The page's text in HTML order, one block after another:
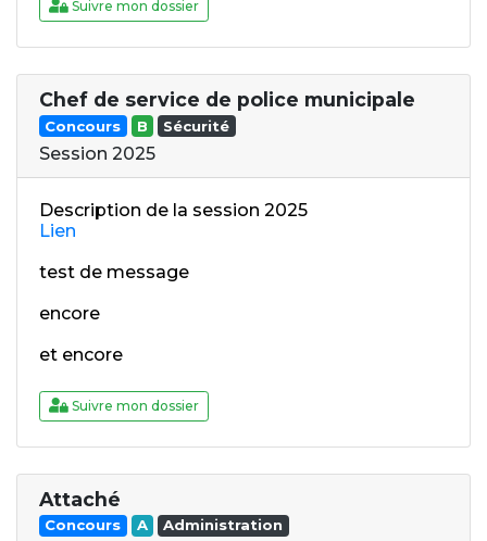
Suivre mon dossier
Chef de service de police municipale
Concours B Sécurité
Session 2025
Description de la session 2025
Lien
test de message
encore
et encore
Suivre mon dossier
Attaché
Concours A Administration